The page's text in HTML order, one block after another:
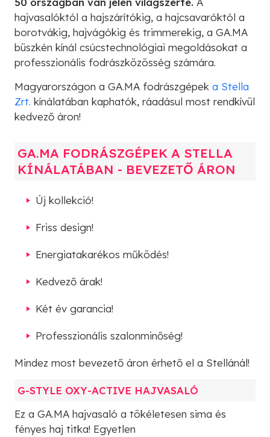
hajvasalóktól a hajszárítókig, a hajcsavaróktól a
borotvákig, hajvágókig és trimmerekig, a GA.MA
büszkén kínál csúcstechnológiai megoldásokat a
professzionális fodrászközösség számára.
Magyarországon a GA.MA fodrászgépek a Stella
Zrt. kínálatában kaphatók, ráadásul most rendkívül
kedvező áron!
GA.MA FODRÁSZGÉPEK A STELLA
KÍNÁLATÁBAN - BEVEZETŐ ÁRON
Új kollekció!
Friss design!
Energiatakarékos működés!
Kedvező árak!
Két év garancia!
Professzionális szalonminőség!
Mindez most bevezető áron érhető el a Stellánál!
G-STYLE OXY-ACTIVE HAJVASALÓ
Ez a GA.MA hajvasaló a tökéletesen sima és
fényes haj titka! Egyetlen